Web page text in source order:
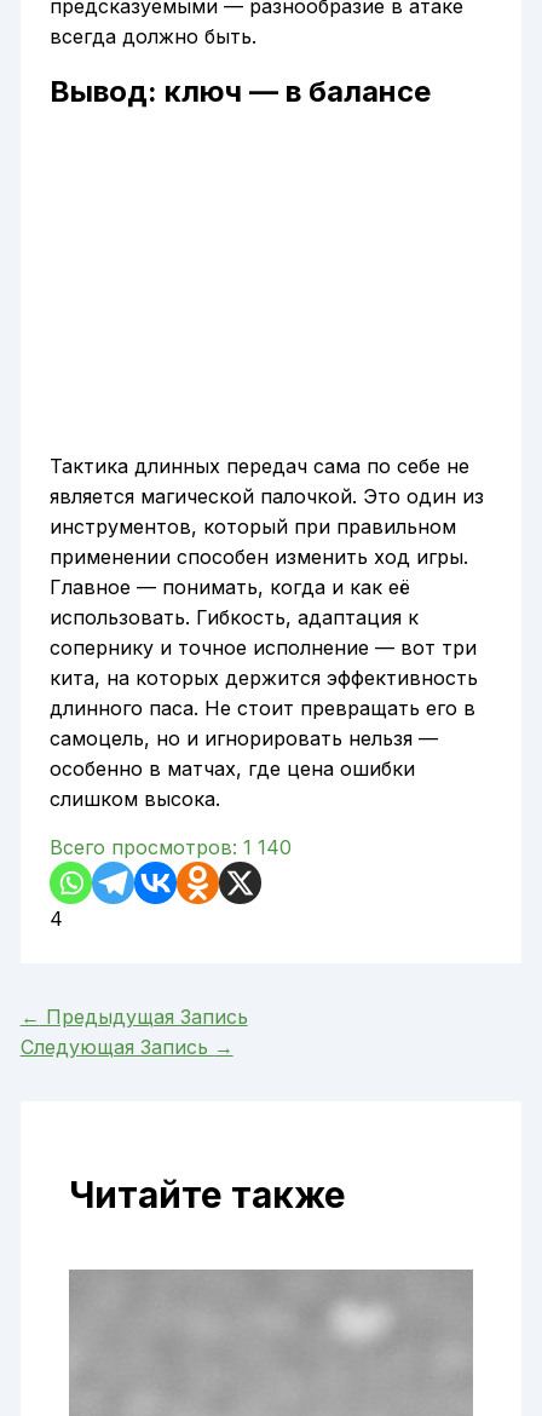
предсказуемыми — разнообразие в атаке
всегда должно быть.
Вывод: ключ — в балансе
Тактика длинных передач сама по себе не
является магической палочкой. Это один из
инструментов, который при правильном
применении способен изменить ход игры.
Главное — понимать, когда и как её
использовать. Гибкость, адаптация к
сопернику и точное исполнение — вот три
кита, на которых держится эффективность
длинного паса. Не стоит превращать его в
самоцель, но и игнорировать нельзя —
особенно в матчах, где цена ошибки
слишком высока.
Всего просмотров: 1 140
4
← Предыдущая Запись
Следующая Запись →
Читайте также